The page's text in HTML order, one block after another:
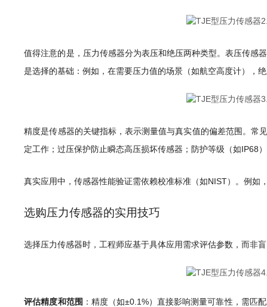
值得注意的是，压力传感器分为表压和绝压两种类型。表压传感
是选择的基础：例如，在需要压力值的场景（如航空高度计），
精度是传感器的关键指标，表示测量值与真实值的偏差范围。常
定工作；过压保护防止瞬态高压损坏传感器；防护等级（如IP68
真实应用中，传感器性能验证需依赖校准标准（如NIST）。例
选购压力传感器的实用技巧
选择压力传感器时，工程师应基于具体应用需求评估参数，而非
评估精度和范围 ：精度（如±0.1%）直接影响测量可靠性，需匹